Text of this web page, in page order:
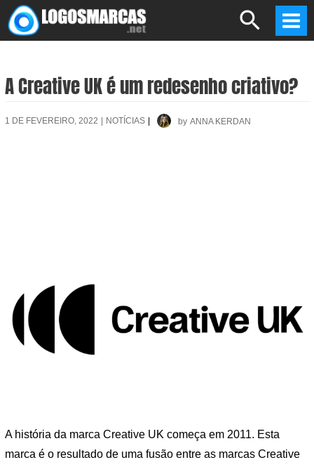
Skip
to
Search
A Creative UK é um redesenho criativo?
1 DE FEVEREIRO, 2022 NOTÍCIAS by ANNA KERDAN
A história da marca Creative UK começa em 2011. Esta
marca é o resultado de uma fusão entre as marcas Creative